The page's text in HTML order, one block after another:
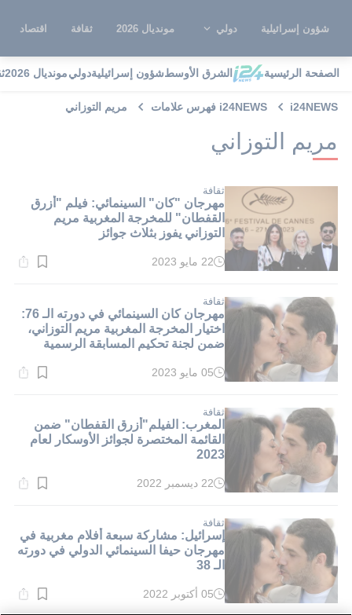
شؤون إسرائيلية دولي مونديال 2026 ثقافة اقتصاد
الصفحة الرئيسية الشرق الأوسطشؤون إسرائيليةدوليمونديال 2026
i24NEWS i24NEWS فهرس علامات مريم التوزاني
مريم التوزاني
ثقافة
مهرجان "كان" السينمائي: فيلم "أزرق
القفطان" للمخرجة المغربية مريم
التوزاني يفوز بثلاث جوائز
وقت
دقيقة.
22 مايو 2023
ثقافة
مهرجان كان السينمائي في دورته الـ 76:
اختيار المخرجة المغربية مريم التوزاني،
ضمن لجنة تحكيم المسابقة الرسمية
وقت
دقيقة.
05 مايو 2023
ثقافة
المغرب: الفيلم"أزرق القفطان" ضمن
القائمة المختصرة لجوائز الأوسكار لعام
2023
وقت
دقيقة.
22 ديسمبر 2022
ثقافة
إسرائيل: مشاركة سبعة أفلام مغربية في
مهرجان حيفا السينمائي الدولي في دورته
الـ 38
وقت
05 أكتوبر 2022